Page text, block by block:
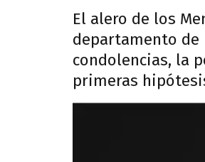
El alero de los
departamento de
condolencias, la
primeras